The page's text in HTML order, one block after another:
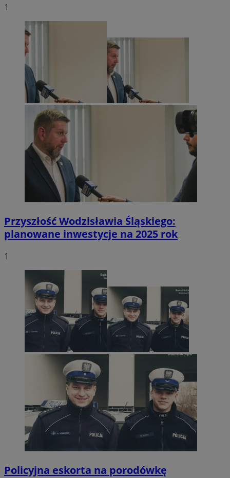
1
Przyszłość Wodzisławia Śląskiego:
planowane inwestycje na 2025 rok
1
Policyjna eskorta na porodówkę